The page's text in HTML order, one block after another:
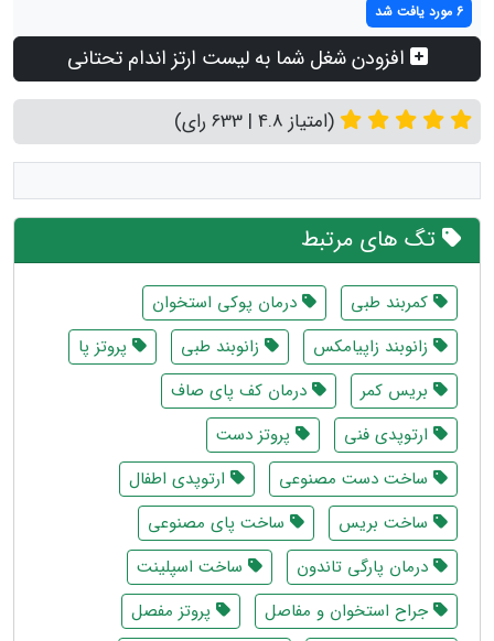
6 مورد یافت شد
افزودن شغل شما به لیست ارتز اندام تحتانی
(امتیاز 4.8 | 633 رای)
تگ های مرتبط
کمربند طبی
درمان پوکی استخوان
زانوبند زاپیامکس
زانوبند طبی
پروتز پا
بریس کمر
درمان کف پای صاف
ارتوپدی فنی
پروتز دست
ساخت دست مصنوعی
ارتوپدی اطفال
ساخت بریس
ساخت پای مصنوعی
درمان پارگی تاندون
ساخت اسپلینت
جراح استخوان و مفاصل
پروتز مفصل